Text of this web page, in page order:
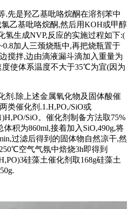
.先是羟乙基吡咯烷酮在溶剂苯中
乙基吡咯烷酮,然后用KOH或甲醇
氢生成NVP,反应的实施过程如下:(
加人三颈烧瓶中,再把烧瓶置于
搅拌,边由滴液漏斗滴加入重量为
度使体系温度不大于35℃为宜(因为
剂.除上述金属氧化物及固体酸催
类催化剂.1.H,PO,/SiO或
SiO。催化剂制备方法取75%
体积为860ml,接着加入SiO,490g,将
过滤后得到的固体物自然凉干,然
空气气氛中焙烧3h即得到
硅藻土催化剂取168g硅藻土